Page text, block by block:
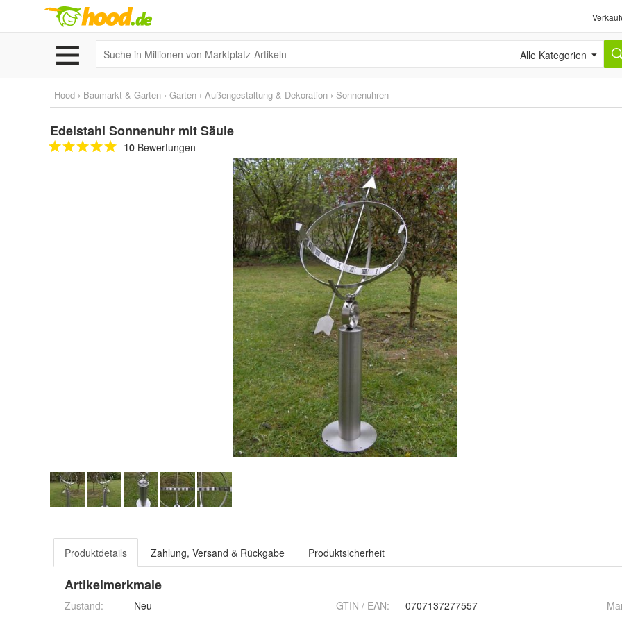
Alle Kategorien
Hood › Baumarkt & Garten › Garten › Außengestaltung & Dekoration › Sonnenuhren
Edelstahl Sonnenuhr mit Säule
10 Bewertungen
Produktdetails Zahlung, Versand & Rückgabe Produktsicherheit
Artikelmerkmale
Zustand: Neu GTIN / EAN: 0707137277557